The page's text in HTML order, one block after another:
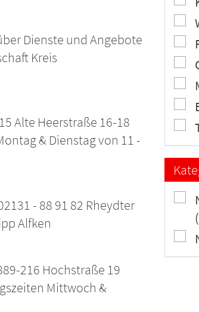
Dienste und Angebote
Kreis
Alte Heerstraße 16-18
& Dienstag von 11 -
- 88 91 82 Rheydter
Alfken
216 Hochstraße 19
Mittwoch &